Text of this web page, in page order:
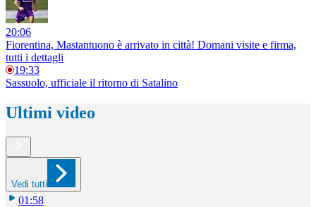
20:06
Fiorentina, Mastantuono è arrivato in città! Domani visite e firma,
tutti i dettagli
19:33
Sassuolo, ufficiale il ritorno di Satalino
Ultimi video
Vedi tutti
01:58